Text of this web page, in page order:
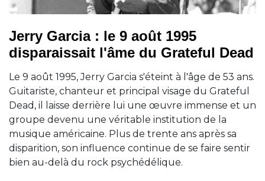
Jerry Garcia : le 9 août 1995
disparaissait l'âme du Grateful Dead
Le 9 août 1995, Jerry Garcia s'éteint à l'âge de 53 ans.
Guitariste, chanteur et principal visage du Grateful
Dead, il laisse derrière lui une œuvre immense et un
groupe devenu une véritable institution de la
musique américaine. Plus de trente ans après sa
disparition, son influence continue de se faire sentir
bien au-delà du rock psychédélique.